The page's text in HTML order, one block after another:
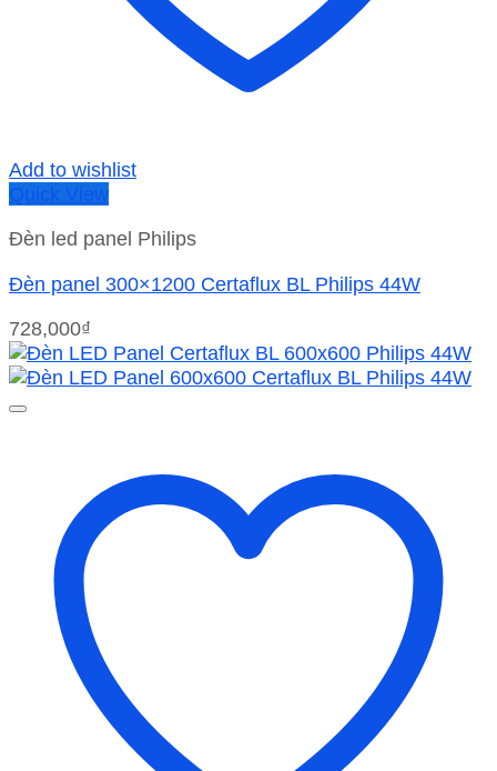
Add to wishlist
Quick View
Đèn led panel Philips
Đèn panel 300×1200 Certaflux BL Philips 44W
728,000₫